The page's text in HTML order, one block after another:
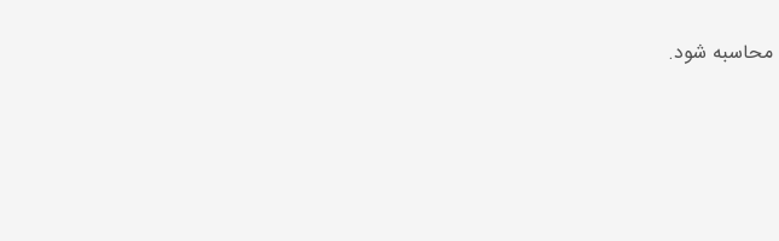
محاسبه شود.